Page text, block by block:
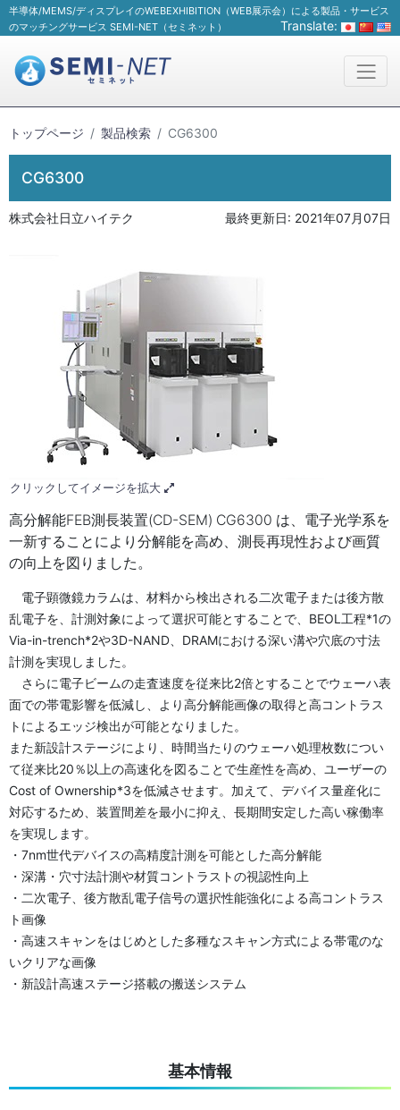
半導体/MEMS/ディスプレイのWEBEXHIBITION（WEB展示会）による製品・サービス
のマッチングサービス SEMI-NET（セミネット）
Translate:
トップページ 製品検索 CG6300
CG6300
株式会社日立ハイテク 最終更新日: 2021年07月07日
クリックしてイメージを拡大
高分解能FEB測長装置(CD-SEM) CG6300 は、電子光学系を
一新することにより分解能を高め、測長再現性および画質
の向上を図りました。
電子顕微鏡カラムは、材料から検出される二次電子または後方散
乱電子を、計測対象によって選択可能とすることで、BEOL工程*1の
Via-in-trench*2や3D-NAND、DRAMにおける深い溝や穴底の寸法
計測を実現しました。
さらに電子ビームの走査速度を従来比2倍とすることでウェーハ表
面での帯電影響を低減し、より高分解能画像の取得と高コントラス
トによるエッジ検出が可能となりました。
また新設計ステージにより、時間当たりのウェーハ処理枚数につい
て従来比20％以上の高速化を図ることで生産性を高め、ユーザーの
Cost of Ownership*3を低減させます。加えて、デバイス量産化に
対応するため、装置間差を最小に抑え、長期間安定した高い稼働率
を実現します。
・7nm世代デバイスの高精度計測を可能とした高分解能
・深溝・穴寸法計測や材質コントラストの視認性向上
・二次電子、後方散乱電子信号の選択性能強化による高コントラス
ト画像
・高速スキャンをはじめとした多種なスキャン方式による帯電のな
いクリアな画像
・新設計高速ステージ搭載の搬送システム
基本情報